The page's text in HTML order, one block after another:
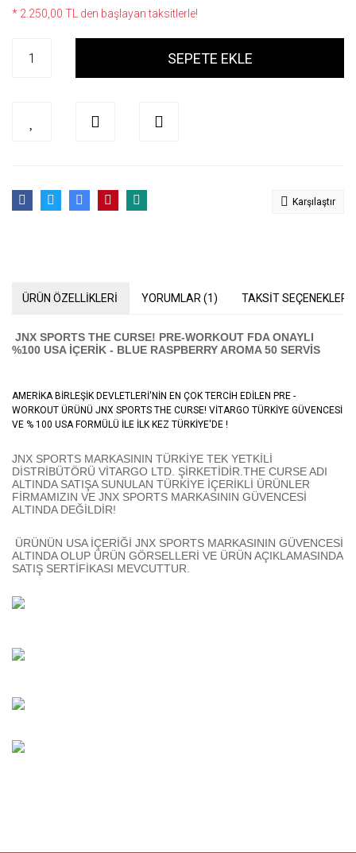
* 2.250,00 TL den başlayan taksitlerle!
SEPETE EKLE
Karşılaştır
ÜRÜN ÖZELLİKLERİ YORUMLAR (1) TAKSİT SEÇENEKLERİ
JNX SPORTS THE CURSE! PRE-WORKOUT FDA ONAYLI
%100 USA İÇERİK - BLUE RASPBERRY AROMA 50 SERVİS
AMERİKA BİRLEŞİK DEVLETLERİ'NİN EN ÇOK TERCİH EDİLEN PRE -
WORKOUT ÜRÜNÜ JNX SPORTS THE CURSE! VİTARGO TÜRKİYE GÜVENCESİ
VE % 100 USA FORMÜLÜ İLE İLK KEZ TÜRKİYE'DE !
JNX SPORTS MARKASININ TÜRKİYE TEK YETKİLİ
DİSTRİBÜTÖRÜ VİTARGO LTD. ŞİRKETİDİR.THE CURSE ADI
ALTINDA SATIŞA SUNULAN TÜRKİYE İÇERİKLİ ÜRÜNLER
FİRMAMIZIN VE JNX SPORTS MARKASININ GÜVENCESİ
ALTINDA DEĞİLDİR!
ÜRÜNÜN USA İÇERİĞİ JNX SPORTS MARKASININ GÜVENCESİ
ALTINDA OLUP ÜRÜN GÖRSELLERİ VE ÜRÜN AÇIKLAMASINDA
SATIŞ SERTİFİKASI MEVCUTTUR.